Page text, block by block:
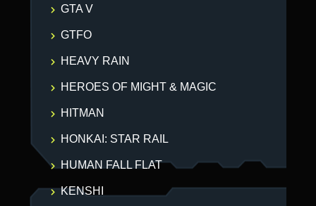
GTA V
GTFO
HEAVY RAIN
HEROES OF MIGHT & MAGIC
HITMAN
HONKAI: STAR RAIL
HUMAN FALL FLAT
KENSHI